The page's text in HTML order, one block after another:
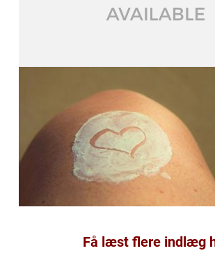
Få læst flere indlæg